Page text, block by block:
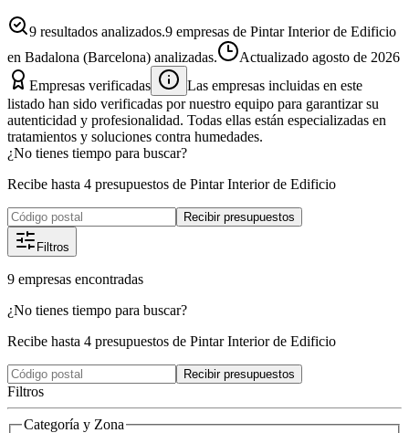
9 resultados analizados.9 empresas de Pintar Interior de Edificio
en Badalona (Barcelona) analizadas.
Actualizado agosto de 2026
Empresas verificadas
Las empresas incluidas en este
listado han sido verificadas por nuestro equipo para garantizar su
autenticidad y profesionalidad. Todas ellas están especializadas en
tratamientos y soluciones contra humedades.
¿No tienes tiempo para buscar?
Recibe hasta 4 presupuestos de Pintar Interior de Edificio
Recibir presupuestos
Filtros
9 empresas encontradas
¿No tienes tiempo para buscar?
Recibe hasta 4 presupuestos de Pintar Interior de Edificio
Recibir presupuestos
Filtros
Categoría y Zona